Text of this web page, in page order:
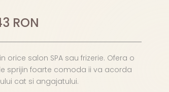
RON
salon SPA sau frizerie. Ofera o
sprijin foarte comoda ii va acorda
cat si angajatului.